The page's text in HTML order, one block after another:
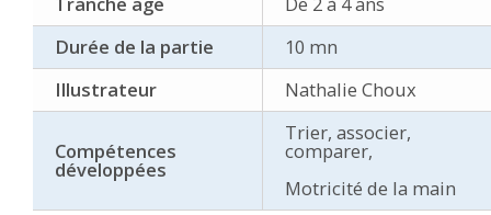
Durée de la partie
10 mn
Illustrateur
Nathalie Choux
Compétences
développées
Trier, associer,
comparer,
Motricité de la main